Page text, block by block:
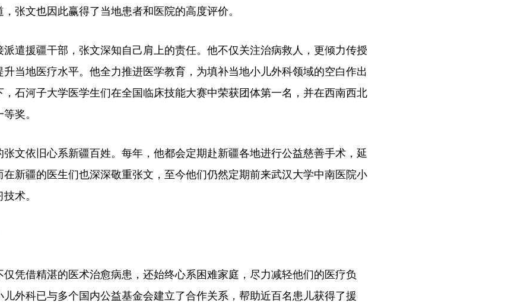
张文也因此赢得了当地患者和医院的高度评价。
援疆干部，张文深知自己肩上的责任。他不仅关注治病救人，更倾力传授
当地医疗水平。他全力推进医学教育，为填补当地小儿外科领域的空白作出
石河子大学医学生们在全国临床技能大赛中荣获团体第一名，并在西南西北
奖。
依旧心系新疆百姓。每年，他都会定期赴新疆各地进行公益慈善手术，延
新疆的医生们也深深敬重张文，至今他们仍然定期前来武汉大学中南医院小
术。
借精湛的医术治愈病患，还始终心系困难家庭，尽力减轻他们的医疗负
外科已与多个国内公益基金会建立了合作关系，帮助近百名患儿获得了援